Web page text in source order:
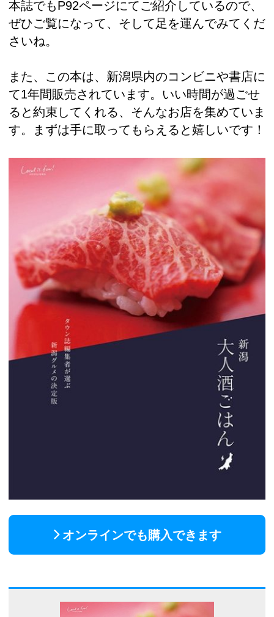
本誌でもP92ページにてご紹介しているので、
ぜひご覧になって、そして足を運んでみてくだ
さいね。
また、この本は、新潟県内のコンビニや書店に
て1年間販売されています。いい時間が過ごせ
ると約束してくれる、そんなお店を集めていま
す。まずは手に取ってもらえると嬉しいです！
オンラインでも購入できます